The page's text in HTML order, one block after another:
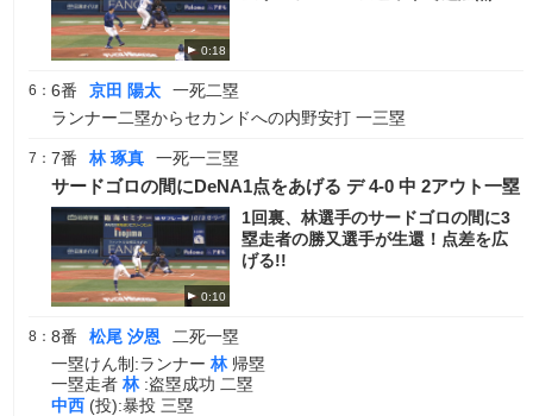
0:18
6： 6番 京田 陽太
一死二塁
ランナー二塁からセカンドへの内野安打 一三塁
7： 7番 林 琢真 一死一三塁
サードゴロの間にDeNA1点をあげる デ 4-0 中 2アウト一塁
0:10
1回裏、林選手のサードゴロの間に3
塁走者の勝又選手が生還！点差を広
げる!!
8： 8番 松尾 汐恩
二死一塁
一塁けん制:ランナー 林 帰塁
一塁走者 林 :盗塁成功 二塁
中西 (投):暴投 三塁